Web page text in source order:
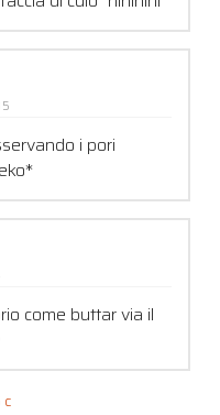
i pori
come buttar via il